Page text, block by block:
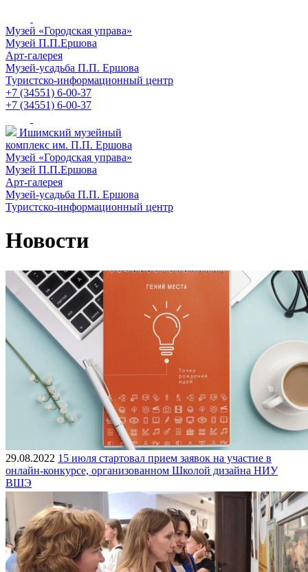
Музей «Городская управа»
Музей П.П.Ершова
Арт-галерея
Музей-усадьба П.П. Ершова
Туристско-информационный центр
+7 (34551) 6-00-37
+7 (34551) 6-00-37
Ишимский музейный
комплекс им. П.П. Ершова
Музей «Городская управа»
Музей П.П.Ершова
Арт-галерея
Музей-усадьба П.П. Ершова
Туристско-информационный центр
Новости
29.08.2022 15 июля стартовал прием заявок на участие в
онлайн-конкурсе, организованном Школой дизайна НИУ
ВШЭ